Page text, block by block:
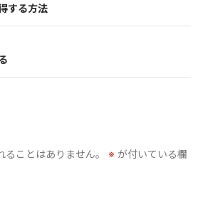
する方法
ことはありません。 ※ が付いている欄